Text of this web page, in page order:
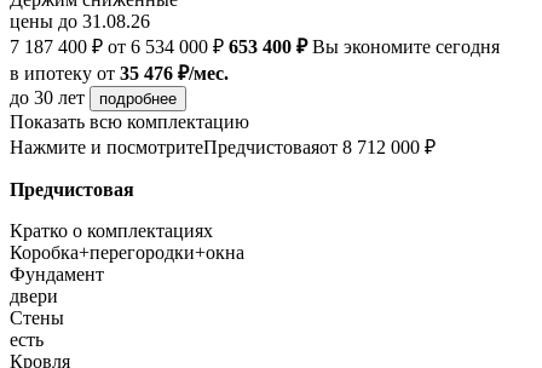
цены до 31.08.26
7 187 400 ₽ от 6 534 000 ₽ 653 400 ₽Вы экономите сегодня
в ипотеку от 35 476 ₽/мес.
до 30 лет
подробнее
Показать всю комплектацию
Нажмите и посмотритеПредчистоваяот 8 712 000 ₽
Предчистовая
Кратко о комплектациях
Коробка+перегородки+окна
Фундамент
двери
Стены
есть
Кровля